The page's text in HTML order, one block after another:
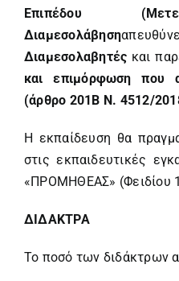
Επιπέδου
Διαμεσολάβηση
Διαμεσολαβητές και
και επιμόρφωση που
(άρθρο 201Β Ν. 4512/
Η εκπαίδευση θα
στις εκπαιδευτικές
«ΠΡΟΜΗΘΕΑΣ» (Φειδίου
ΔΙΔΑΚΤΡΑ
Το ποσό των διδάκτρων